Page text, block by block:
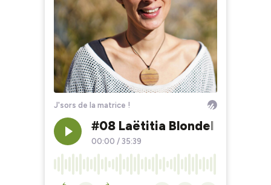
J'sors de la matrice !
#08 Laëtitia Blondel : «
00:00 / 35:39